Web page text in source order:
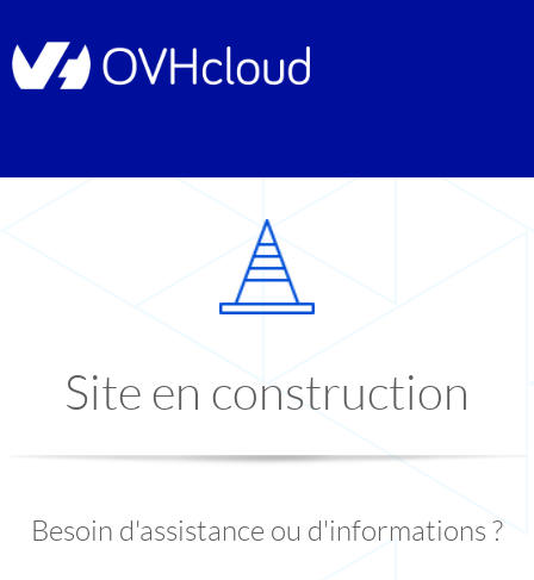
Site en construction
Besoin d'assistance ou d'informations ?